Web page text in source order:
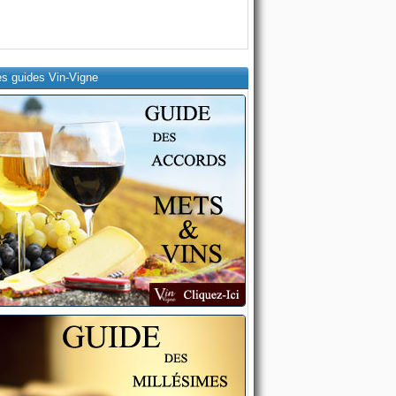
guides Vin-Vigne